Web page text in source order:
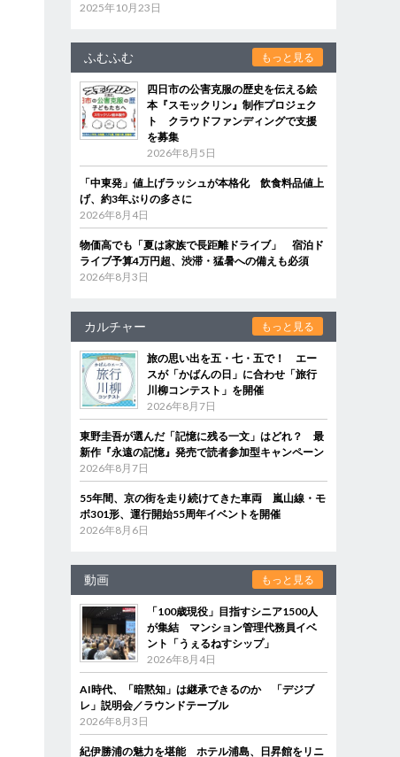
2025年10月23日
ふむふむ もっと見る
四日市の公害克服の歴史を伝える絵
本『スモックリン』制作プロジェク
ト クラウドファンディングで支援
を募集
2026年8月5日
「中東発」値上げラッシュが本格化 飲食料品値上
げ、約3年ぶりの多さに
2026年8月4日
物価高でも「夏は家族で長距離ドライブ」 宿泊ド
ライブ予算4万円超、渋滞・猛暑への備えも必須
2026年8月3日
カルチャー もっと見る
旅の思い出を五・七・五で！ エー
スが「かばんの日」に合わせ「旅行
川柳コンテスト」を開催
2026年8月7日
東野圭吾が選んだ「記憶に残る一文」はどれ？ 最
新作『永遠の記憶』発売で読者参加型キャンペーン
2026年8月7日
55年間、京の街を走り続けてきた車両 嵐山線・モ
ボ301形、運行開始55周年イベントを開催
2026年8月6日
動画 もっと見る
「100歳現役」目指すシニア1500人
が集結 マンション管理代務員イベ
ント「うぇるねすシップ」
2026年8月4日
AI時代、「暗黙知」は継承できるのか 「デジブ
レ」説明会／ラウンドテーブル
2026年8月3日
紀伊勝浦の魅力を堪能 ホテル浦島、日昇館をリニ